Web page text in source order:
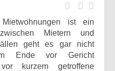
ist ein
Mietern und
geht es gar nicht
Ende vor Gericht
kurzem getroffene